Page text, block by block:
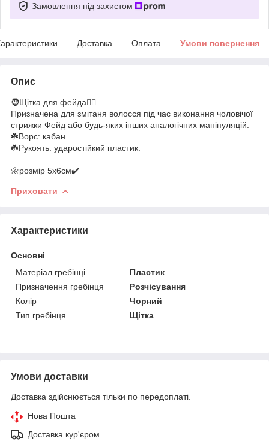
Замовлення під захистом
Доставка Оплата Умови повернення
Опис
🧔Щітка для фейда💇‍♂️
Призначена для змітаня волосся під час виконання чоловічої
стрижки Фейд або будь-яких інших аналогічних маніпуляцій.
☘️Ворс: кабан
☘️Рукоять: ударостійкий пластик.
🌼розмір 5х6см✔️
Приховати
Характеристики
Основні
Матеріал гребінці
Пластик
Призначення гребінця
Розчісування
Колір
Чорний
Тип гребінця
Щітка
Умови доставки
Доставка здійснюється тільки по передоплаті.
Нова Пошта
Доставка кур'єром